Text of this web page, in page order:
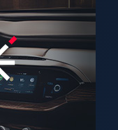
な歴史が、自動車
のUWB応用への
、UWBの車両開
される脆弱性、
うに軽減するか